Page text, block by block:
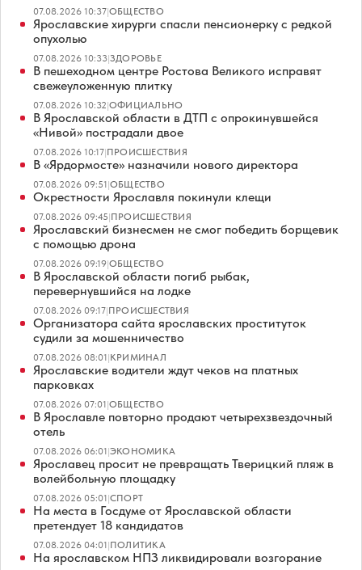
07.08.2026 10:37|ОБЩЕСТВО
Ярославские хирурги спасли пенсионерку с редкой
опухолью
07.08.2026 10:33|ЗДОРОВЬЕ
В пешеходном центре Ростова Великого исправят
свежеуложенную плитку
07.08.2026 10:32|ОФИЦИАЛЬНО
В Ярославской области в ДТП с опрокинувшейся
«Нивой» пострадали двое
07.08.2026 10:17|ПРОИСШЕСТВИЯ
В «Ярдормосте» назначили нового директора
07.08.2026 09:51|ОБЩЕСТВО
Окрестности Ярославля покинули клещи
07.08.2026 09:45|ПРОИСШЕСТВИЯ
Ярославский бизнесмен не смог победить борщевик
с помощью дрона
07.08.2026 09:19|ОБЩЕСТВО
В Ярославской области погиб рыбак,
перевернувшийся на лодке
07.08.2026 09:17|ПРОИСШЕСТВИЯ
Организатора сайта ярославских проституток
судили за мошенничество
07.08.2026 08:01|КРИМИНАЛ
Ярославские водители ждут чеков на платных
парковках
07.08.2026 07:01|ОБЩЕСТВО
В Ярославле повторно продают четырехзвездочный
отель
07.08.2026 06:01|ЭКОНОМИКА
Ярославец просит не превращать Тверицкий пляж в
волейбольную площадку
07.08.2026 05:01|СПОРТ
На места в Госдуме от Ярославской области
претендует 18 кандидатов
07.08.2026 04:01|ПОЛИТИКА
На ярославском НПЗ ликвидировали возгорание